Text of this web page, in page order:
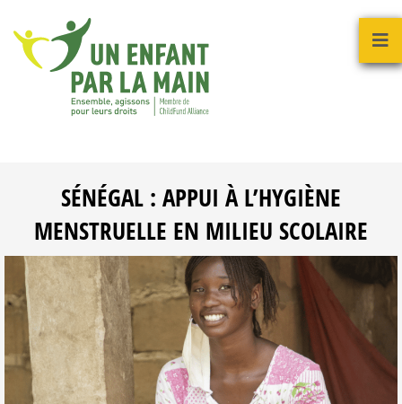
SÉNÉGAL : APPUI À L’HYGIÈNE
MENSTRUELLE EN MILIEU SCOLAIRE